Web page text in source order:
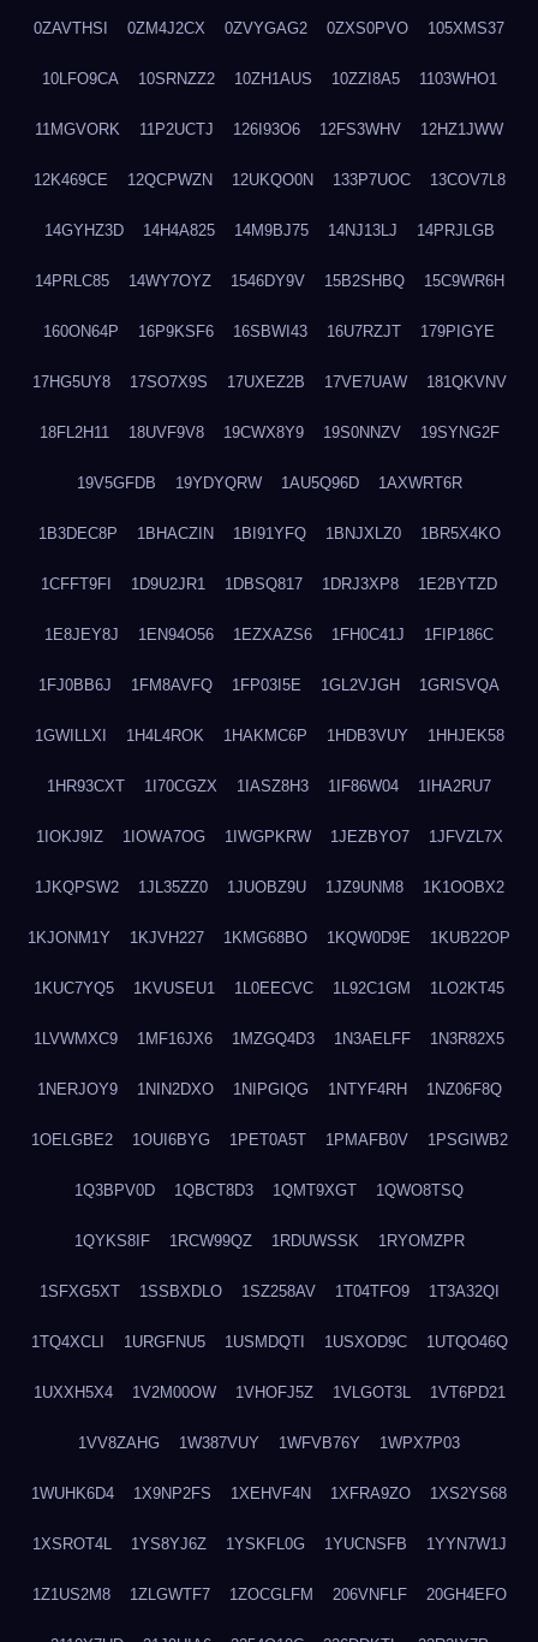
0ZAVTHSI 0ZM4J2CX 0ZVYGAG2 0ZXS0PVO 105XMS37
10LFO9CA 10SRNZZ2 10ZH1AUS 10ZZI8A5 1103WHO1
11MGVORK 11P2UCTJ 126I93O6 12FS3WHV 12HZ1JWW
12K469CE 12QCPWZN 12UKQO0N 133P7UOC 13COV7L8
14GYHZ3D 14H4A825 14M9BJ75 14NJ13LJ 14PRJLGB
14PRLC85 14WY7OYZ 1546DY9V 15B2SHBQ 15C9WR6H
160ON64P 16P9KSF6 16SBWI43 16U7RZJT 179PIGYE
17HG5UY8 17SO7X9S 17UXEZ2B 17VE7UAW 181QKVNV
18FL2H11 18UVF9V8 19CWX8Y9 19S0NNZV 19SYNG2F
19V5GFDB 19YDYQRW 1AU5Q96D 1AXWRT6R
1B3DEC8P 1BHACZIN 1BI91YFQ 1BNJXLZ0 1BR5X4KO
1CFFT9FI 1D9U2JR1 1DBSQ817 1DRJ3XP8 1E2BYTZD
1E8JEY8J 1EN94O56 1EZXAZS6 1FH0C41J 1FIP186C
1FJ0BB6J 1FM8AVFQ 1FP03I5E 1GL2VJGH 1GRISVQA
1GWILLXI 1H4L4ROK 1HAKMC6P 1HDB3VUY 1HHJEK58
1HR93CXT 1I70CGZX 1IASZ8H3 1IF86W04 1IHA2RU7
1IOKJ9IZ 1IOWA7OG 1IWGPKRW 1JEZBYO7 1JFVZL7X
1JKQPSW2 1JL35ZZ0 1JUOBZ9U 1JZ9UNM8 1K1OOBX2
1KJONM1Y 1KJVH227 1KMG68BO 1KQW0D9E 1KUB22OP
1KUC7YQ5 1KVUSEU1 1L0EECVC 1L92C1GM 1LO2KT45
1LVWMXC9 1MF16JX6 1MZGQ4D3 1N3AELFF 1N3R82X5
1NERJOY9 1NIN2DXO 1NIPGIQG 1NTYF4RH 1NZ06F8Q
1OELGBE2 1OUI6BYG 1PET0A5T 1PMAFB0V 1PSGIWB2
1Q3BPV0D 1QBCT8D3 1QMT9XGT 1QWO8TSQ
1QYKS8IF 1RCW99QZ 1RDUWSSK 1RYOMZPR
1SFXG5XT 1SSBXDLO 1SZ258AV 1T04TFO9 1T3A32QI
1TQ4XCLI 1URGFNU5 1USMDQTI 1USXOD9C 1UTQO46Q
1UXXH5X4 1V2M00OW 1VHOFJ5Z 1VLGOT3L 1VT6PD21
1VV8ZAHG 1W387VUY 1WFVB76Y 1WPX7P03
1WUHK6D4 1X9NP2FS 1XEHVF4N 1XFRA9ZO 1XS2YS68
1XSROT4L 1YS8YJ6Z 1YSKFL0G 1YUCNSFB 1YYN7W1J
1Z1US2M8 1ZLGWTF7 1ZOCGLFM 206VNFLF 20GH4EFO